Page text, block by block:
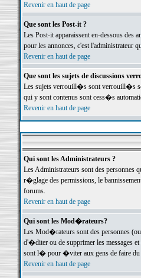
Revenir en haut de page
Que sont les Post-it ?
Les Post-it apparaissent en-dessous des
pour les annonces, c'est l'administrateur
Revenir en haut de page
Que sont les sujets de discussions
Les sujets verrouill�s sont verrouill�s
qui y sont contenus sont cess�s
Revenir en haut de page
Qui sont les Administrateurs ?
Les Administrateurs sont des
r�glage des permissions, le
forums.
Revenir en haut de page
Qui sont les Mod�rateurs?
Les Mod�rateurs sont des personnes
d'�diter ou de supprimer les messages
sont l� pour �viter aux gens de faire du
Revenir en haut de page